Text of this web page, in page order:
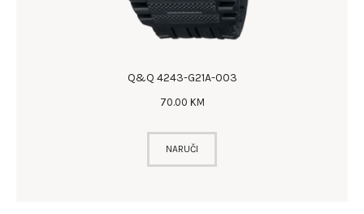
Q&Q 4243-G21A-003
70.00 KM
NARUČI